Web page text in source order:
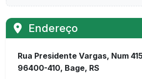
Endereço
Rua Presidente Vargas, Num
96400-410, Bage, RS